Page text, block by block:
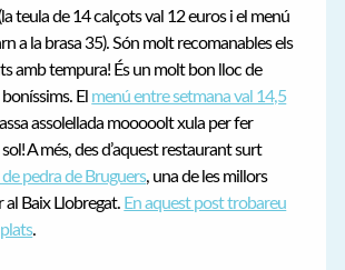
(la teula de 14 calçots val 12 euros i el menú
a la brasa 35). Són molt recomanables els
amb tempura! És un molt bon lloc de
El menú entre setmana val 14,5
assolellada mooooolt xula per fer
A més, des d’aquest restaurant surt
de pedra de Bruguers, una de les millors
al Baix Llobregat. En aquest post trobareu
.